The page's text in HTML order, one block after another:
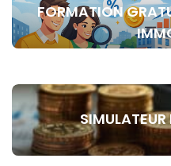
FORMATION
SIMULATEUR